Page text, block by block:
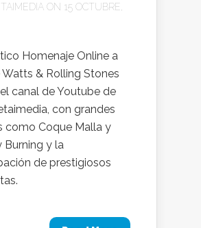
ON 15 OCTUBRE,
Homenaje Online a
Watts & Rolling Stones
canal de Youtube de
con grandes
como Coque Malla y
Burning y la
de prestigiosos